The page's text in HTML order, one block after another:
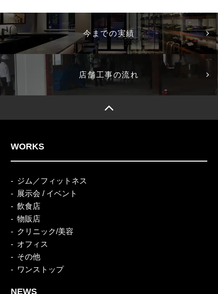
今までの実績
店舗工事の流れ
WORKS
ジム／フィットネス
展示会 / イベント
飲食店
物販店
クリニック/美容
オフィス
その他
ワンストップ
NEWS